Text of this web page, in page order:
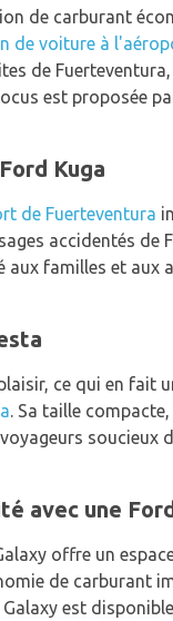
de carburant
de voiture à
de
est proposée
Kuga
de Fuerteventura
accidentés de
familles et aux
ce qui en fait
. Sa taille
soucieux
avec une
offre un
de carburant
est